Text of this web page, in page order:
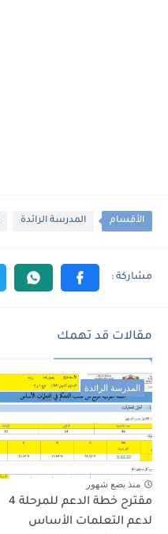
الأقسام المدرسة الرائدة
مقالات قد تهمك
المدرسة الرائدة
منذ بضع شهور
مقترح خطة الدعم للمرحلة 4
لدعم التعلمات الأساس